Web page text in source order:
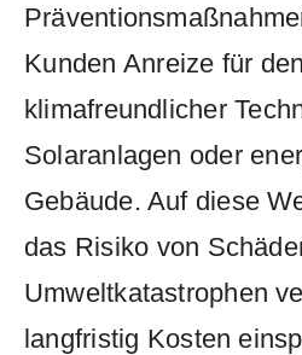
⁣Kunden ⁢Anreize für
klimafreundlicher⁤
Solaranlagen oder
Gebäude. Auf diese
das Risiko ⁣von
Umweltkatastrophen
langfristig⁤ Kosten